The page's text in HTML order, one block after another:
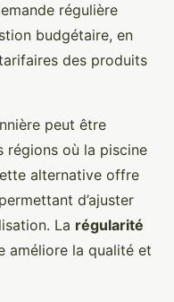
régulière
budgétaire, en
des produits
peut être
régions où la piscine
alternative offre
d’ajuster
La régularité
améliore la qualité et